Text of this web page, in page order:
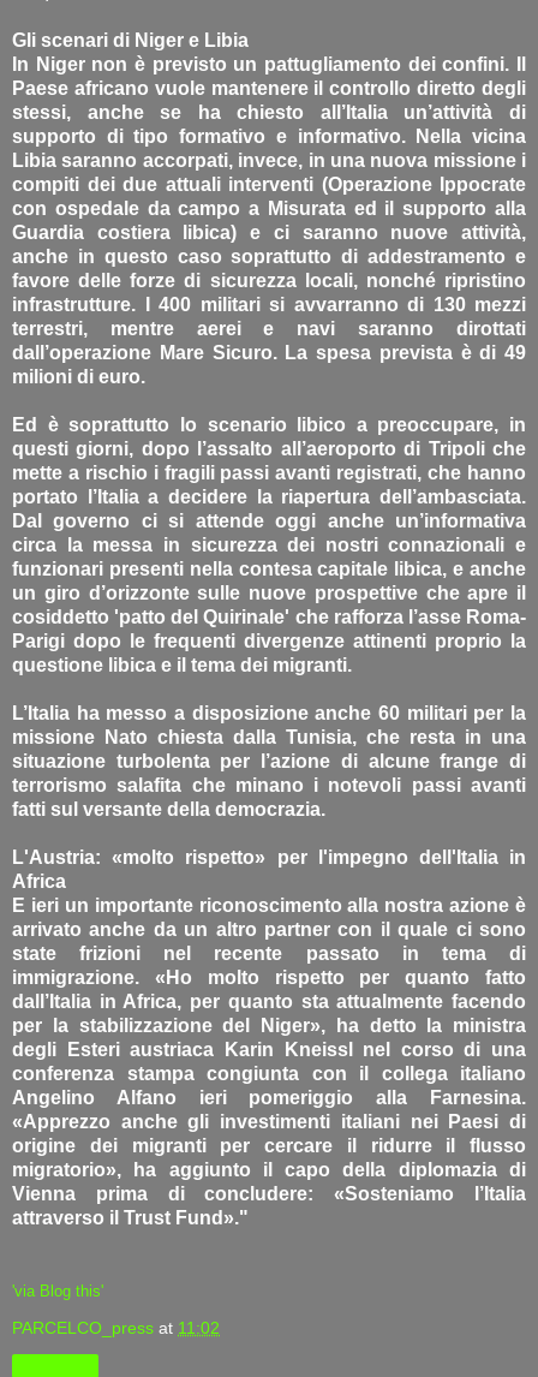
Gli scenari di Niger e Libia
In Niger non è previsto un pattugliamento dei confini. Il
Paese africano vuole mantenere il controllo diretto degli
stessi, anche se ha chiesto all’Italia un’attività di
supporto di tipo formativo e informativo. Nella vicina
Libia saranno accorpati, invece, in una nuova missione i
compiti dei due attuali interventi (Operazione Ippocrate
con ospedale da campo a Misurata ed il supporto alla
Guardia costiera libica) e ci saranno nuove attività,
anche in questo caso soprattutto di addestramento e
favore delle forze di sicurezza locali, nonché ripristino
infrastrutture. I 400 militari si avvarranno di 130 mezzi
terrestri, mentre aerei e navi saranno dirottati
dall’operazione Mare Sicuro. La spesa prevista è di 49
milioni di euro.
Ed è soprattutto lo scenario libico a preoccupare, in
questi giorni, dopo l’assalto all’aeroporto di Tripoli che
mette a rischio i fragili passi avanti registrati, che hanno
portato l’Italia a decidere la riapertura dell’ambasciata.
Dal governo ci si attende oggi anche un’informativa
circa la messa in sicurezza dei nostri connazionali e
funzionari presenti nella contesa capitale libica, e anche
un giro d’orizzonte sulle nuove prospettive che apre il
cosiddetto 'patto del Quirinale' che rafforza l’asse Roma-
Parigi dopo le frequenti divergenze attinenti proprio la
questione libica e il tema dei migranti.
L’Italia ha messo a disposizione anche 60 militari per la
missione Nato chiesta dalla Tunisia, che resta in una
situazione turbolenta per l’azione di alcune frange di
terrorismo salafita che minano i notevoli passi avanti
fatti sul versante della democrazia.
L'Austria: «molto rispetto» per l'impegno dell'Italia in
Africa
E ieri un importante riconoscimento alla nostra azione è
arrivato anche da un altro partner con il quale ci sono
state frizioni nel recente passato in tema di
immigrazione. «Ho molto rispetto per quanto fatto
dall’Italia in Africa, per quanto sta attualmente facendo
per la stabilizzazione del Niger», ha detto la ministra
degli Esteri austriaca Karin Kneissl nel corso di una
conferenza stampa congiunta con il collega italiano
Angelino Alfano ieri pomeriggio alla Farnesina.
«Apprezzo anche gli investimenti italiani nei Paesi di
origine dei migranti per cercare il ridurre il flusso
migratorio», ha aggiunto il capo della diplomazia di
Vienna prima di concludere: «Sosteniamo l’Italia
attraverso il Trust Fund»."
'via Blog this'
PARCELCO_press at 11:02